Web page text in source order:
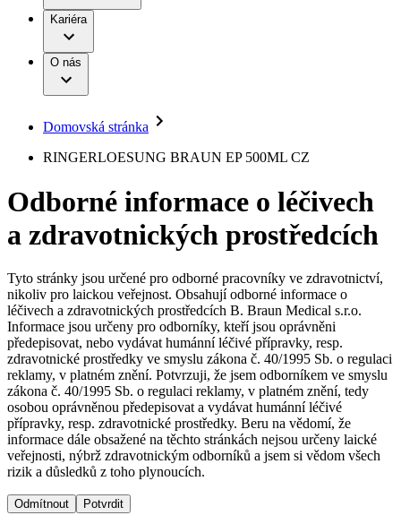
Léčba bolesti
Mimotělní očišťování krve
Neurochirurgie
Onkologie
Ortopedie
Páteřní chirurgie
Péče o rány
Prevence a kontrola infekcí
Uzavírání ran
Řešení
Terapie
Onemocnění
B. Braun Avitum
Dialyzační střediska​
B. Braun Avitum poskytuje kvalitní dialyzační péči ve všech
svých střediscích v České republice. Více informací se
dozvíte na stránkách jednotlivých středisek.
Práce a kariéra
Naše kultura
Vaše příležitost​
Nabídky pracovních míst
Objevte své kariérní příležitosti ​v B. Braun. Vyhledejte náš trh
práce​ pro zajímavé pozice.​
Odpovědnost
Média
Tiskové zprávy
Kontakt
Kontaktní formulář
Registrace k odběru newsletteru
Odpovědnost
Média
Kontakt
Kariéra
O nás
Domovská stránka
RINGERLOESUNG BRAUN EP 500ML CZ
Odborné informace o léčivech
a zdravotnických prostředcích
Tyto stránky jsou určené pro odborné pracovníky ve zdravotnictví,
nikoliv pro laickou veřejnost. Obsahují odborné informace o
léčivech a zdravotnických prostředcích B. Braun Medical s.r.o.
Informace jsou určeny pro odborníky, kteří jsou oprávněni
předepisovat, nebo vydávat humánní léčivé přípravky, resp.
zdravotnické prostředky ve smyslu zákona č. 40/1995 Sb. o regulaci
reklamy, v platném znění. Potvrzuji, že jsem odborníkem ve smyslu
zákona č. 40/1995 Sb. o regulaci reklamy, v platném znění, tedy
osobou oprávněnou předepisovat a vydávat humánní léčivé
přípravky, resp. zdravotnické prostředky. Beru na vědomí, že
informace dále obsažené na těchto stránkách nejsou určeny laické
veřejnosti, nýbrž zdravotnickým odborníků a jsem si vědom všech
rizik a důsledků z toho plynoucích.
Odmítnout Potvrdit